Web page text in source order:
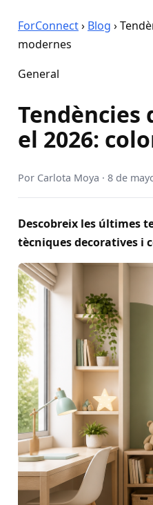
ForConnect› Blog ›
modernes
General
el 2026:
Por Carlota Moya · 8 de
Descobreix les últimes
tècniques decoratives i